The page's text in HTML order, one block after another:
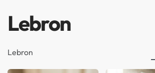
Lebron
Lebron